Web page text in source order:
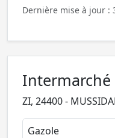
Dernière mise à jour :
Intermarché
ZI, 24400 -
Gazole